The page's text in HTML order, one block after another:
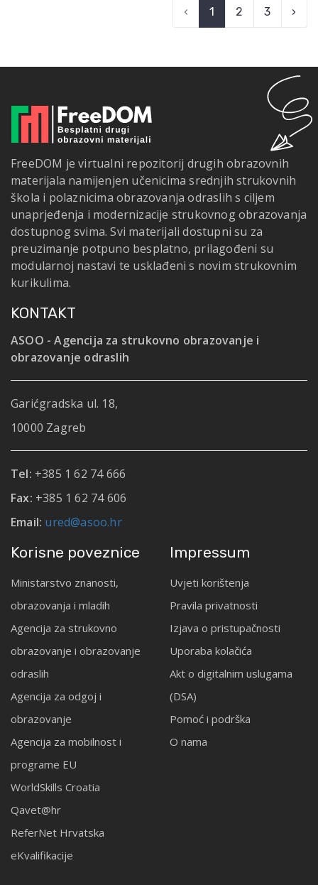
‹ 1 2 3 ›
FreeDOM je virtualni repozitorij drugih obrazovnih
materijala namijenjen učenicima srednjih strukovnih
škola i polaznicima obrazovanja odraslih s ciljem
unaprjeđenja i modernizacije strukovnog obrazovanja
dostupnog svima. Svi materijali dostupni su za
preuzimanje potpuno besplatno, prilagođeni su
modularnoj nastavi te usklađeni s novim strukovnim
kurikulima.
KONTAKT
ASOO - Agencija za strukovno obrazovanje i
obrazovanje odraslih
Garićgradska ul. 18,
10000 Zagreb
Tel: +385 1 62 74 666
Fax: +385 1 62 74 606
Email: ured@asoo.hr
Korisne poveznice
Ministarstvo znanosti,
obrazovanja i mladih
Agencija za strukovno
obrazovanje i obrazovanje
odraslih
Agencija za odgoj i
obrazovanje
Agencija za mobilnost i
programe EU
WorldSkills Croatia
Qavet@hr
ReferNet Hrvatska
eKvalifikacije
Impressum
Uvjeti korištenja
Pravila privatnosti
Izjava o pristupačnosti
Uporaba kolačića
Akt o digitalnim uslugama
(DSA)
Pomoć i podrška
O nama